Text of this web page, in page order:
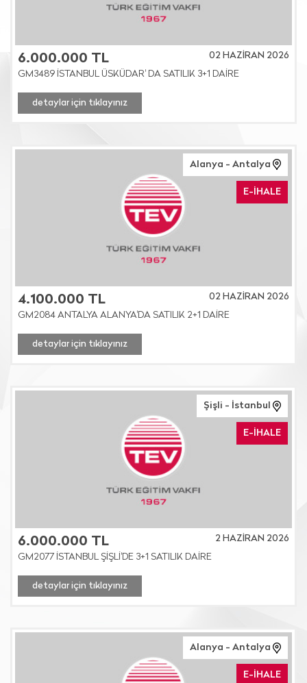
6.000.000 TL
02 HAZİRAN 2026
GM3489 İSTANBUL ÜSKÜDAR' DA SATILIK 3+1 DAİRE
detaylar için tıklayınız
Alanya - Antalya
E-İHALE
4.100.000 TL
02 HAZİRAN 2026
GM2084 ANTALYA ALANYA'DA SATILIK 2+1 DAİRE
detaylar için tıklayınız
Şişli - İstanbul
E-İHALE
6.000.000 TL
2 HAZİRAN 2026
GM2077 İSTANBUL ŞİŞLİ'DE 3+1 SATILIK DAİRE
detaylar için tıklayınız
Alanya - Antalya
E-İHALE